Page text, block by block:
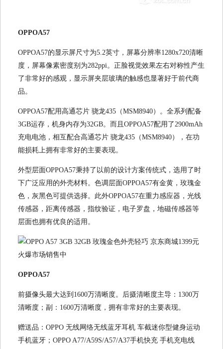
OPPOA57
OPPOA57的显示屏尺寸为5.2英寸，屏幕分辨率1280x720清晰
度，屏幕像素密度别为282ppi。正脸视觉效果左右对称性产生
了非常好的感观，显示屏夹层玻璃的触感也显著好于前代商
品。
OPPOA57配用高通芯片 骁龙435（MSM8940）。全系列配备
3GB运存，机身内存为32GB。而且OPPOA57配用了2900mAh
充电电池，相互配合高通芯片 骁龙435（MSM8940），在功
能损耗上拥有非常好的主要表现。
外型层面OPPOA57秉持了以前的设计方案传统式，选用了时
下广泛应用的外壳材料。色调层面OPPOA57有金黄，玫瑰金
色，灰黑色可提供选择。此外OPPOA57在重力感应器，光线
传感器，距离传感器，指纹验证，电子罗盘，地磁传感器等
层面也拥有优良的适用。
OPPOA57
前摄像头最大达到1600万清晰度。后摄清晰度主导：1300万
清晰度；副：1600万清晰度，拥有非常好的主要表现。
赠送品：OPPO 无线网络无线蓝牙耳机 车截迷你型健身运动
手机蓝牙；OPPO A77/A59S/A57/A37手机快充 手机充电线